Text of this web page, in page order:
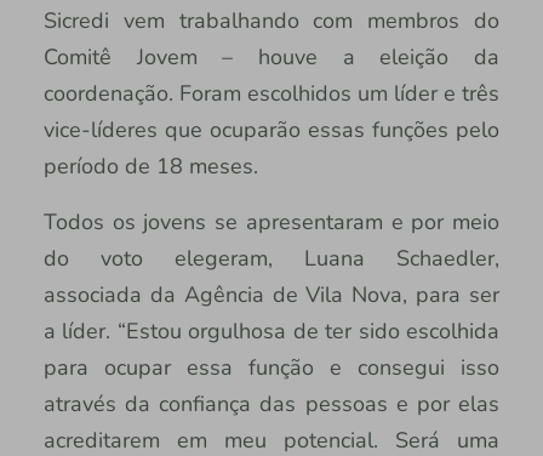
Sicredi vem trabalhando com membros do
Comitê Jovem – houve a eleição da
coordenação. Foram escolhidos um líder e três
vice-líderes que ocuparão essas funções pelo
período de 18 meses.
Todos os jovens se apresentaram e por meio
do voto elegeram, Luana Schaedler,
associada da Agência de Vila Nova, para ser
a líder. “Estou orgulhosa de ter sido escolhida
para ocupar essa função e consegui isso
através da confiança das pessoas e por elas
acreditarem em meu potencial. Será uma